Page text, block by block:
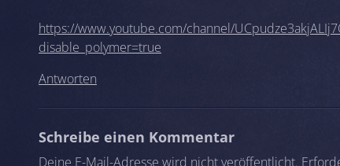
https://www.youtube.com/channel/
disable_polymer=true
Antworten
Schreibe einen Kommentar
Deine E-Mail-Adresse wird nicht veröffentlicht.